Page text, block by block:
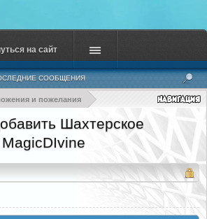
и пожелания
Шахтерское
СООБЩЕНИЯ
на сайт